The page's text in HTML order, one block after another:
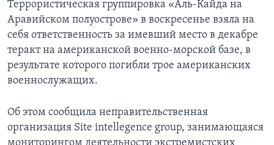
Террористическая группировка «Аль-Кайда на
Аравийском полуострове» в воскресенье взяла на
себя ответственность за имевший место в декабре
теракт на американской военно-морской базе, в
результате которого погибли трое американских
военнослужащих.
Об этом сообщила неправительственная
организация Site intellegence group, занимающаяся